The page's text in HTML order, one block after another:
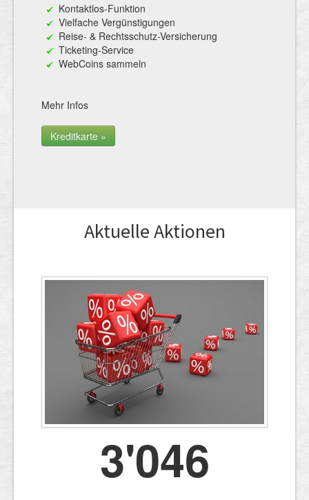
Kontaktlos-Funktion
Vielfache Vergünstigungen
Reise- & Rechtsschutz-Versicherung
Ticketing-Service
WebCoins sammeln
Mehr Infos
Kreditkarte »
Aktuelle Aktionen
3'046